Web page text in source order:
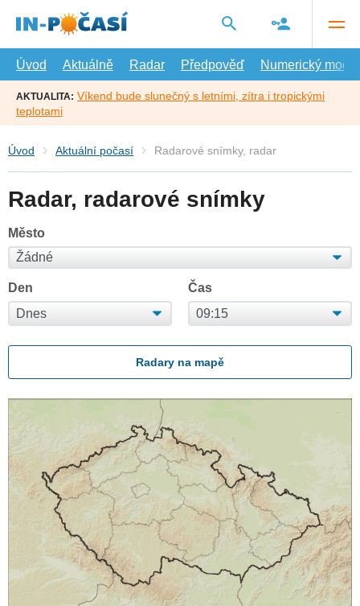
hlavní
Úvod
Aktuálně Radar Předpověď Numerický model
AKTUALITA: Víkend bude slunečný s letními, zítra i tropickými
teplotami
Úvod Aktuální počasí Radarové snímky, radar
Radar, radarové snímky
Město
Den Čas
Radary na mapě